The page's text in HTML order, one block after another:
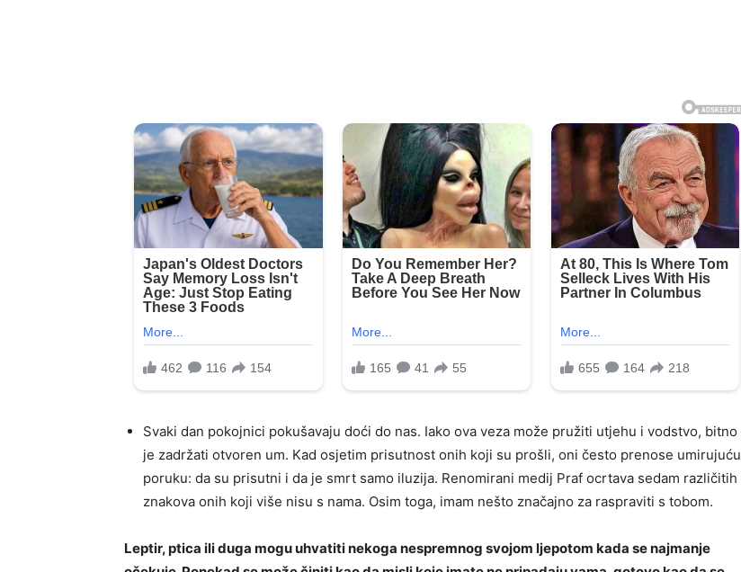
Svaki dan pokojnici pokušavaju doći do nas. Iako ova veza može pružiti utjehu i vodstvo, bitno
je zadržati otvoren um. Kad osjetim prisutnost onih koji su prošli, oni često prenose umirujuću
poruku: da su prisutni i da je smrt samo iluzija. Renomirani medij Praf ocrtava sedam različitih
znakova onih koji više nisu s nama. Osim toga, imam nešto značajno za raspraviti s tobom.
Leptir, ptica ili duga mogu uhvatiti nekoga nespremnog svojom ljepotom kada se najmanje